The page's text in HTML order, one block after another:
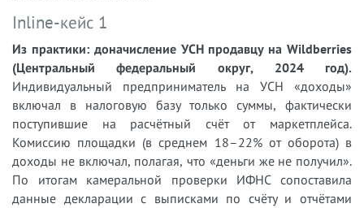
Inline-кейс 1
Из практики: доначисление УСН продавцу на Wildberries
(Центральный федеральный округ, 2024 год).
Индивидуальный предприниматель на УСН «доходы»
включал в налоговую базу только суммы, фактически
поступившие на расчётный счёт от маркетплейса.
Комиссию площадки (в среднем 18–22% от оборота) в
доходы не включал, полагая, что «деньги же не получил».
По итогам камеральной проверки ИФНС сопоставила
данные декларации с выписками по счёту и отчётами